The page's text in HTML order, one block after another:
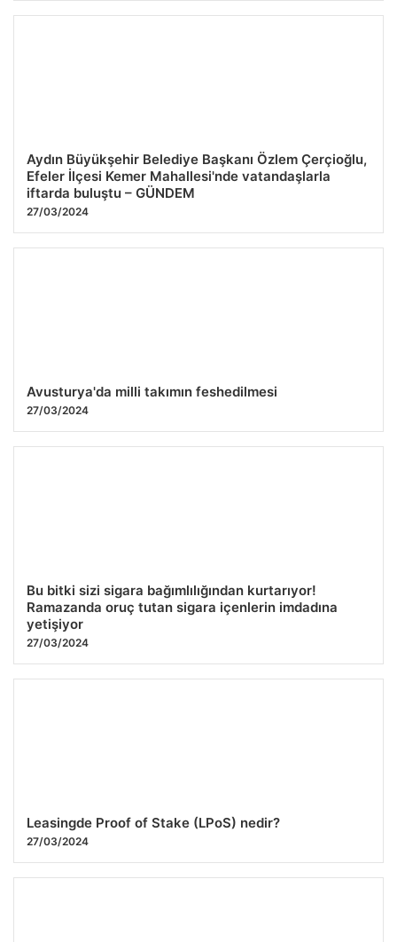
Aydın Büyükşehir Belediye Başkanı Özlem Çerçioğlu,
Efeler İlçesi Kemer Mahallesi'nde vatandaşlarla
iftarda buluştu – GÜNDEM
27/03/2024
Avusturya'da milli takımın feshedilmesi
27/03/2024
Bu bitki sizi sigara bağımlılığından kurtarıyor!
Ramazanda oruç tutan sigara içenlerin imdadına
yetişiyor
27/03/2024
Leasingde Proof of Stake (LPoS) nedir?
27/03/2024